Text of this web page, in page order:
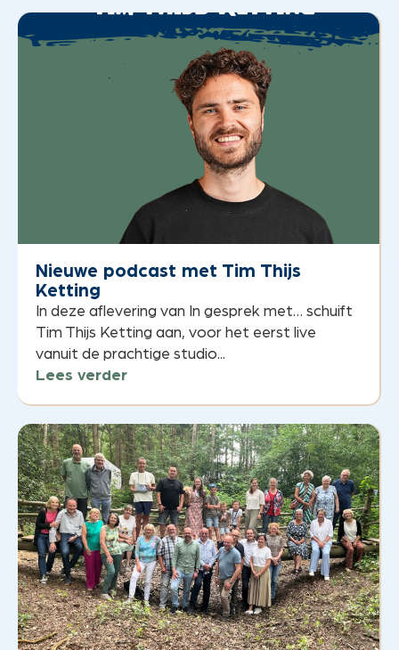
Nieuwe podcast met Tim Thijs
Ketting
In deze aflevering van In gesprek met… schuift
Tim Thijs Ketting aan, voor het eerst live
vanuit de prachtige studio...
Lees verder